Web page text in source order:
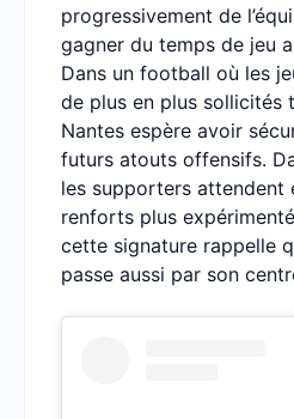
progressivement de
gagner du temps de jeu
Dans un football où les
de plus en plus sollicités
Nantes espère avoir
futurs atouts offensifs.
les supporters attendent
renforts plus
cette signature rappelle
passe aussi par son